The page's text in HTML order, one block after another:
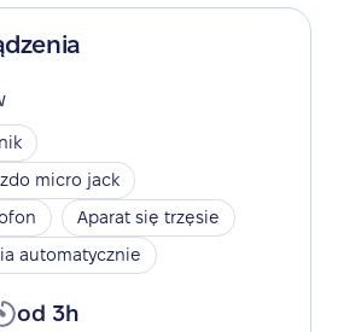
micro jack
Aparat się trzęsie
automatycznie
od 3h